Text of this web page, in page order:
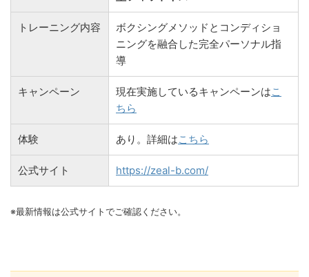
トレーニング内容
ボクシングメソッドとコンディショ
ニングを融合した完全パーソナル指
導
キャンペーン 現在実施しているキャンペーンはこ
ちら
体験 あり。詳細はこちら
公式サイト https://zeal-b.com/
※最新情報は公式サイトでご確認ください。